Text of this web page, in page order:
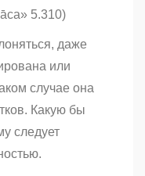
5.310)
даже
или
случае она
Какую бы
следует